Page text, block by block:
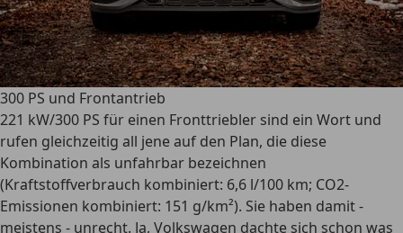
300 PS und Frontantrieb
221 kW/300 PS für einen Fronttriebler sind ein Wort und
rufen gleichzeitig all jene auf den Plan, die diese
Kombination als unfahrbar bezeichnen
(Kraftstoffverbrauch kombiniert: 6,6 l/100 km; CO2-
Emissionen kombiniert: 151 g/km²). Sie haben damit -
meistens - unrecht. Ja, Volkswagen dachte sich schon was